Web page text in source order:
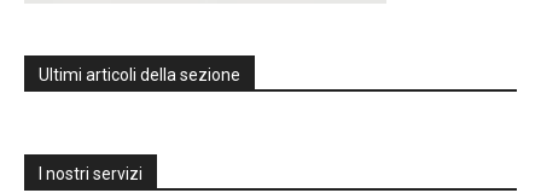
Ultimi articoli della sezione
I nostri servizi